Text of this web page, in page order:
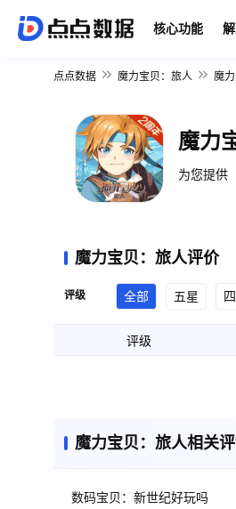
核心功能
点点数据 魔力宝贝：旅人 魔
魔力
为您提供
魔力宝贝：旅人评价
评级 全部 五星
评级
魔力宝贝：旅人相关
数码宝贝：新世纪好玩吗